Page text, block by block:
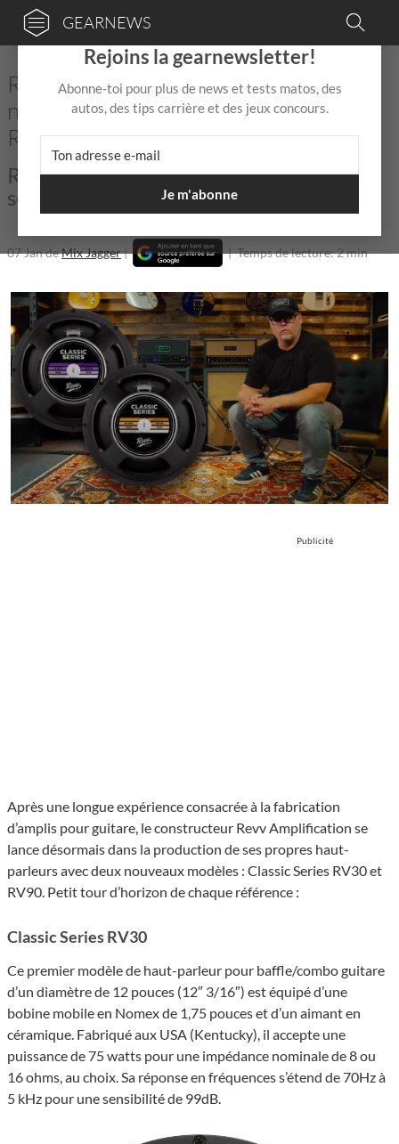
GEARNEWS
Revv Amplification présente ses
nouveaux haut-parleurs Classic Series
RV30 et RV90
Revv Amplification fabrique désormais
ses propres HP !
07 JandeMix Jagger| |Temps de lecture: 2 min
Publicité
Après une longue expérience consacrée à la fabrication
d’amplis pour guitare, le constructeur Revv Amplification se
lance désormais dans la production de ses propres haut-
parleurs avec deux nouveaux modèles : Classic Series RV30 et
RV90. Petit tour d’horizon de chaque référence :
Classic Series RV30
Ce premier modèle de haut-parleur pour baffle/combo guitare
d’un diamètre de 12 pouces (12″ 3/16″) est équipé d’une
bobine mobile en Nomex de 1,75 pouces et d’un aimant en
céramique. Fabriqué aux USA (Kentucky), il accepte une
puissance de 75 watts pour une impédance nominale de 8 ou
16 ohms, au choix. Sa réponse en fréquences s’étend de 70Hz à
5 kHz pour une sensibilité de 99dB.
×
Rejoins la gearnewsletter!
Abonne-toi pour plus de news et tests matos, des
autos, des tips carrière et des jeux concours.
Je m'abonne